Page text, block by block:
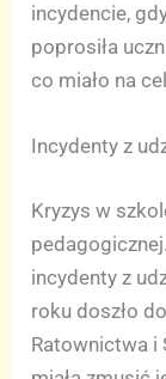
incydencie,
poprosiła
co miało na
Incydenty z
Kryzys w
incydenty z
roku doszło
Ratownictwa i